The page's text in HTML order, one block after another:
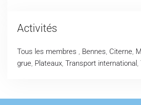
Activités
Tous les membres , Bennes, Citerne,
grue, Plateaux, Transport international ,